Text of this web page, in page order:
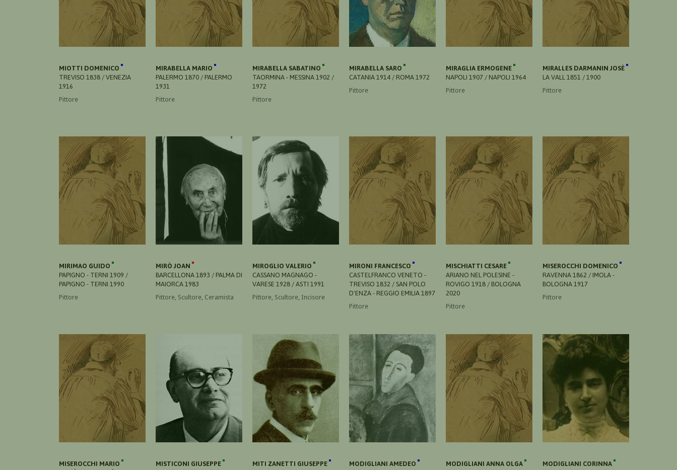
MIOTTI DOMENICO
TREVISO 1838 / VENEZIA
1916
Pittore
MIRABELLA MARIO
PALERMO 1870 / PALERMO
1931
Pittore
MIRABELLA SABATINO
TAORMINA - MESSINA 1902 /
1972
Pittore
MIRABELLA SARO
CATANIA 1914 / ROMA 1972
Pittore
MIRAGLIA ERMOGENE
NAPOLI 1907 / NAPOLI 1964
Pittore
MIRALLES DARMANIN JOSÈ
LA VALL 1851 / 1900
Pittore
MIRIMAO GUIDO
PAPIGNO - TERNI 1909 /
PAPIGNO - TERNI 1990
Pittore
MIRÒ JOAN
BARCELLONA 1893 / PALMA DI
MAIORCA 1983
Pittore, Scultore, Ceramista
MIROGLIO VALERIO
CASSANO MAGNAGO -
VARESE 1928 / ASTI 1991
Pittore, Scultore, Incisore
MIRONI FRANCESCO
CASTELFRANCO VENETO -
TREVISO 1832 / SAN POLO
D'ENZA - REGGIO EMILIA 1897
Pittore
MISCHIATTI CESARE
ARIANO NEL POLESINE -
ROVIGO 1918 / BOLOGNA
2020
Pittore
MISEROCCHI DOMENICO
RAVENNA 1862 / IMOLA -
BOLOGNA 1917
Pittore
MISEROCCHI MARIO
MISTICONI GIUSEPPE
MITI ZANETTI GIUSEPPE
MODIGLIANI AMEDEO
MODIGLIANI ANNA OLGA
MODIGLIANI CORINNA